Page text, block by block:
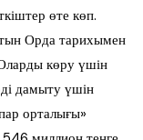
өте көп.
Орда тарихымен
көру үшін
дамыту үшін
орталығы»